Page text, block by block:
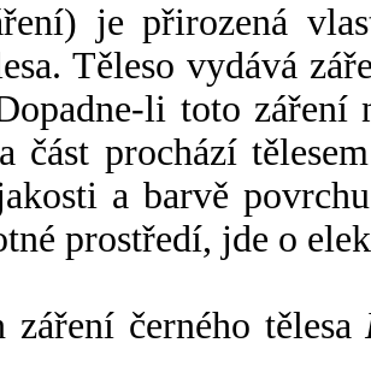
je přirozená
Těleso vydává
li toto záření
část prochází
a barvě
prostředí, jde o
záření černého tělesa